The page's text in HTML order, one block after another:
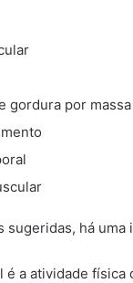
gordura por
sugeridas, há
a atividade